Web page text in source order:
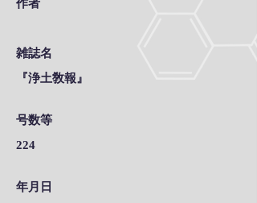
作者
雑誌名
『浄土敎報』
号数等
224
年月日